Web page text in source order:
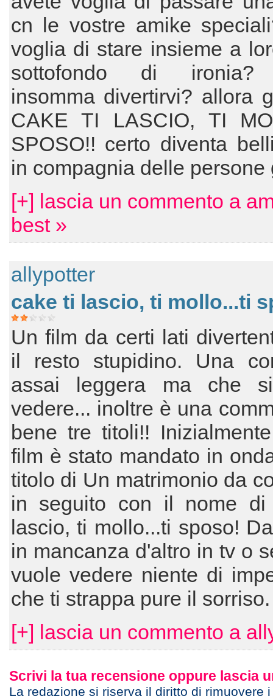
cn le vostre amike
voglia di stare insieme a
sottofondo di ironia?
insomma divertirvi? allora
CAKE TI LASCIO, TI
SPOSO!! certo diventa
in compagnia delle persone
[+] lascia un commento a
best »
allypotter
cake ti lascio, ti mollo...ti
Un film da certi lati
il resto stupidino. Una
assai leggera ma che
vedere... inoltre è una
bene tre titoli!!
film è stato mandato in
titolo di Un matrimonio da
in seguito con il nome di
lascio, ti mollo...ti sposo!
in mancanza d'altro in tv o
vuole vedere niente di
che ti strappa pure il sorriso.
[+] lascia un commento a
Scrivi la tua recensione oppure lascia
La redazione si riserva il diritto di rimuovere